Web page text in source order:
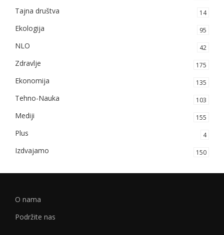
Tajna društva 14
Ekologija 95
NLO 42
Zdravlje 175
Ekonomija 135
Tehno-Nauka 103
Mediji 155
Plus 4
Izdvajamo 150
O nama
Podržite nas